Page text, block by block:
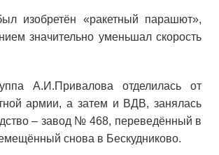
изобретён «ракетный парашют»,
значительно уменьшал скорость
А.И.Привалова отделилась от
армии, а затем и ВДВ, занялась
– завод № 468, переведённый в
снова в Бескудниково.